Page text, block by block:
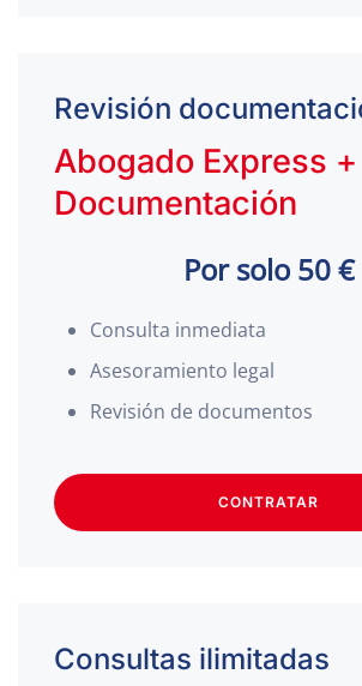
Revisión
Abogado Express +
Documentación
Por solo 50 €
Consulta inmediata
Asesoramiento legal
Revisión de documentos
CONTRATAR
Consultas ilimitadas